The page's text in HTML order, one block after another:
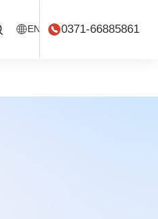
EN 0371-66885861